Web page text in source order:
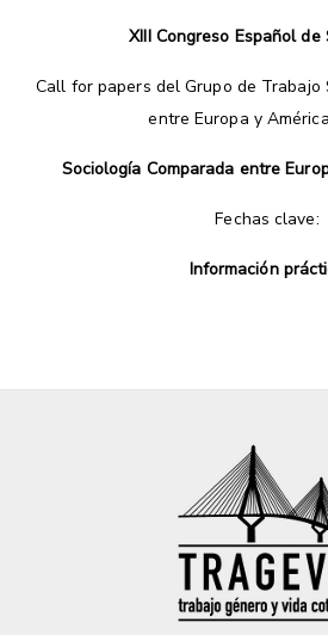
XIII Congreso Español de
Call for papers del Grupo de Trabajo
entre Europa y
Sociología Comparada entre
Fechas clave:
Información